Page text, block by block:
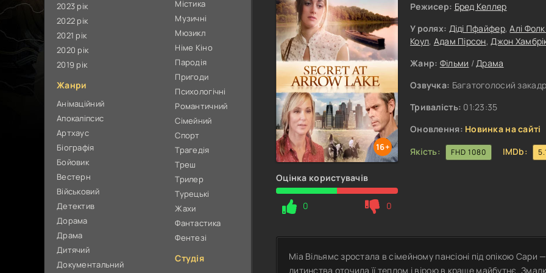
16+
Оцінка користувачів
0 0
Режисер: Бред Келлер
У ролях: Діді Пфайфер,Алі
Коул, Адам Пірсон,Джон
Жанр: Фільми /Драма
Озвучка: Багатоголосий
Тривалість: 01:23:35
Оновлення: Новинка на сайті
Якість:
FHD 1080 IMDb:
Міа Вільямс зростала в сімейному пансіоні під опікою Сари
дитинства оточила її теплом і вірою в краще майбутнє.
2023 рік
2022 рік
2021 рік
2020 рік
2019 рік
Жанри
Анімаційний
Апокаліпсис
Артхаус
Біографія
Бойовик
Вестерн
Військовий
Детектив
Дорама
Драма
Дитячий
Документальний
Містика
Музичні
Мюзикл
Німе Кіно
Пародія
Пригоди
Психологічні
Романтичний
Сімейний
Спорт
Трагедія
Треш
Трилер
Турецькі
Жахи
Фантастика
Фентезі
Студія